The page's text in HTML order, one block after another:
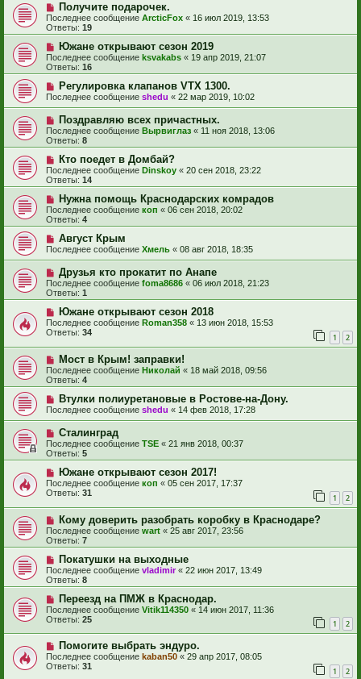
Получите подарочек.
Последнее сообщение ArcticFox « 16 июл 2019, 13:53
Ответы: 19
Южане открывают сезон 2019
Последнее сообщение ksvakabs « 19 апр 2019, 21:07
Ответы: 16
Регулировка клапанов VTX 1300.
Последнее сообщение shedu « 22 мар 2019, 10:02
Поздравляю всех причастных.
Последнее сообщение Вырвиглаз « 11 ноя 2018, 13:06
Ответы: 8
Кто поедет в Домбай?
Последнее сообщение Dinskoy « 20 сен 2018, 23:22
Ответы: 14
Нужна помощь Краснодарских комрадов
Последнее сообщение коп « 06 сен 2018, 20:02
Ответы: 4
Август Крым
Последнее сообщение Хмель « 08 авг 2018, 18:35
Друзья кто прокатит по Анапе
Последнее сообщение foma8686 « 06 июл 2018, 21:23
Ответы: 1
Южане открывают сезон 2018
Последнее сообщение Roman358 « 13 июн 2018, 15:53
Ответы: 34 1 2
Мост в Крым! заправки!
Последнее сообщение Николай « 18 май 2018, 09:56
Ответы: 4
Втулки полиуретановые в Ростове-на-Дону.
Последнее сообщение shedu « 14 фев 2018, 17:28
Сталинград
Последнее сообщение TSE « 21 янв 2018, 00:37
Ответы: 5
Южане открывают сезон 2017!
Последнее сообщение коп « 05 сен 2017, 17:37
Ответы: 31 1 2
Кому доверить разобрать коробку в Краснодаре?
Последнее сообщение wart « 25 авг 2017, 23:56
Ответы: 7
Покатушки на выходные
Последнее сообщение vladimir« 22 июн 2017, 13:49
Ответы: 8
Переезд на ПМЖ в Краснодар.
Последнее сообщение Vitik114350 « 14 июн 2017, 11:36
Ответы: 25 1 2
Помогите выбрать эндуро.
Последнее сообщение kaban50 « 29 апр 2017, 08:05
Ответы: 31 1 2